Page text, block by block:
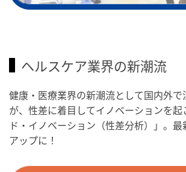
ヘルスケア業界の新潮流
健康・医療業界の新潮流として国内外
が、性差に着目してイノベーションを
ド・イノベーション（性差分析）」。
アップに！